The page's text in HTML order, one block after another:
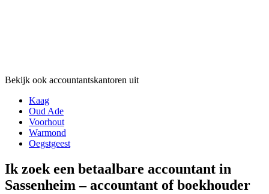
Bekijk ook accountantskantoren uit
Kaag
Oud Ade
Voorhout
Warmond
Oegstgeest
Ik zoek een betaalbare accountant in
Sassenheim – accountant of boekhouder